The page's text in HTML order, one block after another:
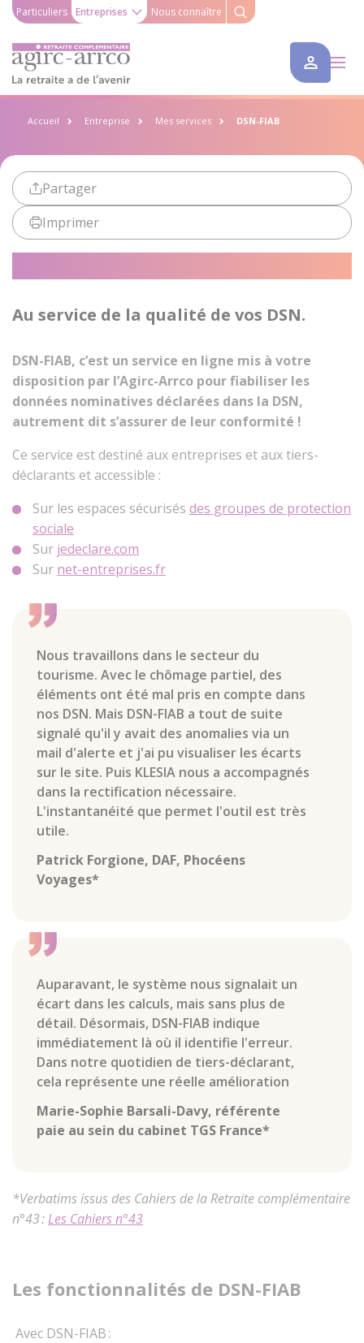
Particuliers Entreprises Nous connaître
Accueil Entreprise Mes services DSN-FIAB
Partager
Imprimer
Au service de la qualité de vos DSN.
DSN-FIAB, c’est un service en ligne mis à votre
disposition par l’Agirc-Arrco pour fiabiliser les
données nominatives déclarées dans la DSN,
autrement dit s’assurer de leur conformité !
Ce service est destiné aux entreprises et aux tiers-
déclarants et accessible :
Sur les espaces sécurisés des groupes de protection
sociale
Sur jedeclare.com
Sur net-entreprises.fr
Nous travaillons dans le secteur du
tourisme. Avec le chômage partiel, des
éléments ont été mal pris en compte dans
nos DSN. Mais DSN-FIAB a tout de suite
signalé qu'il y avait des anomalies via un
mail d'alerte et j'ai pu visualiser les écarts
sur le site. Puis KLESIA nous a accompagnés
dans la rectification nécessaire.
L'instantanéité que permet l'outil est très
utile.
Patrick Forgione, DAF, Phocéens
Voyages*
Auparavant, le système nous signalait un
écart dans les calculs, mais sans plus de
détail. Désormais, DSN-FIAB indique
immédiatement là où il identifie l'erreur.
Dans notre quotidien de tiers-déclarant,
cela représente une réelle amélioration
Marie-Sophie Barsali-Davy, référente
paie au sein du cabinet TGS France*
*Verbatims issus des Cahiers de la Retraite complémentaire
n°43 :Les Cahiers n°43
Les fonctionnalités de DSN-FIAB
Avec DSN-FIAB :